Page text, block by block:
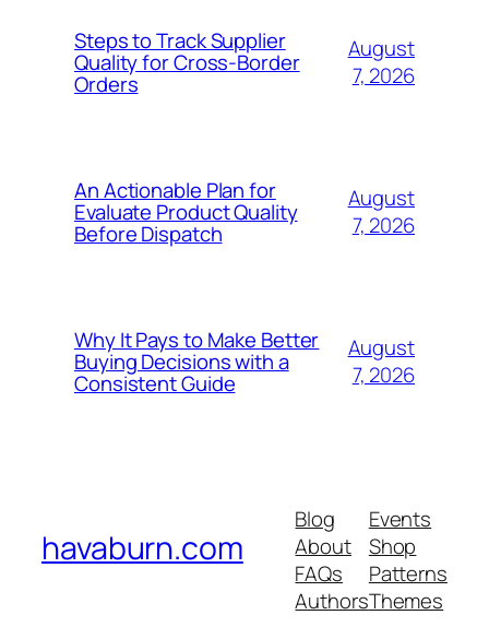
Steps to Track Supplier
Quality for Cross-Border
Orders
August
7, 2026
An Actionable Plan for
Evaluate Product Quality
Before Dispatch
August
7, 2026
Why It Pays to Make Better
Buying Decisions with a
Consistent Guide
August
7, 2026
havaburn.com
Blog
About
FAQs
Authors
Events
Shop
Patterns
Themes